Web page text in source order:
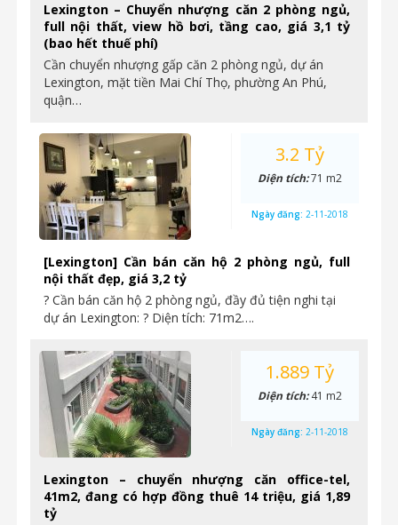
Lexington – Chuyển nhượng căn 2 phòng ngủ,
full nội thất, view hồ bơi, tầng cao, giá 3,1 tỷ
(bao hết thuế phí)
Cần chuyển nhượng gấp căn 2 phòng ngủ, dự án
Lexington, mặt tiền Mai Chí Thọ, phường An Phú,
quận…
[Lexington] Cần bán căn hộ 2 phòng ngủ, full
nội thất đẹp, giá 3,2 tỷ
? Cần bán căn hộ 2 phòng ngủ, đầy đủ tiện nghi tại
dự án Lexington: ? Diện tích: 71m2….
3.2 Tỷ
Diện tích:71 m2
Ngày đăng: 2-11-2018
Lexington – chuyển nhượng căn office-tel,
41m2, đang có hợp đồng thuê 14 triệu, giá 1,89
tỷ
1.889 Tỷ
Diện tích:41 m2
Ngày đăng: 2-11-2018